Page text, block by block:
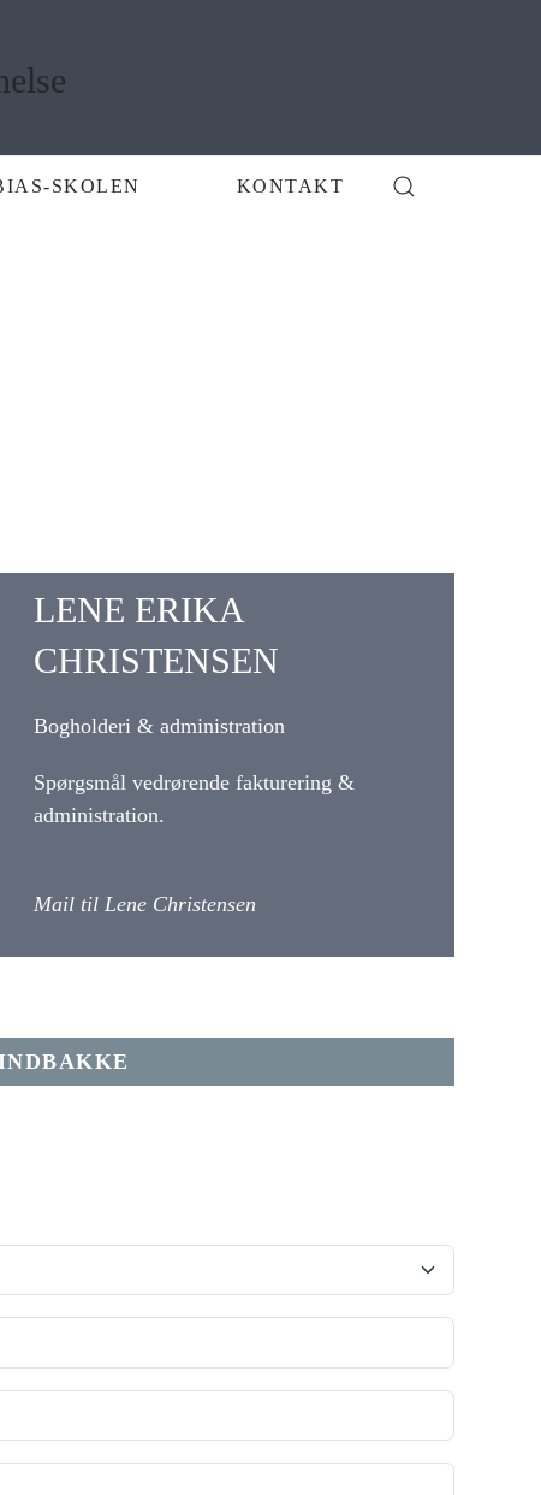
SKOLEN KONTAKT
LENE ERIKA
CHRISTENSEN
Bogholderi & administration
Spørgsmål vedrørende fakturering &
administration.
Mail til Lene Christensen